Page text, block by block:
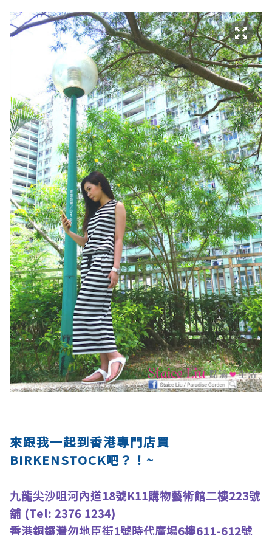
來跟我一起到香港專門店買
BIRKENSTOCK吧？！~
九龍尖沙咀河內道18號K11購物藝術館二樓223號
舖 (Tel: 2376 1234)
香港銅鑼灣勿地臣街1號時代廣場6樓611-612號